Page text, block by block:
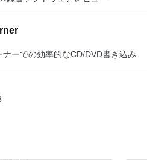
ナーでの効率的なCD/DVD書き込み